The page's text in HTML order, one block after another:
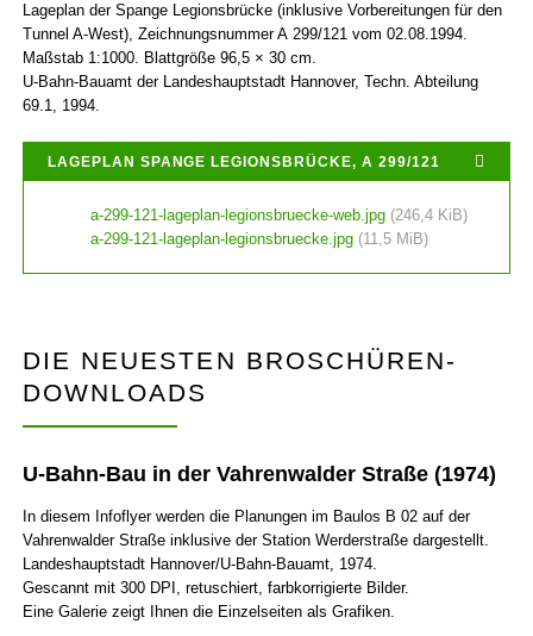
Lageplan der Spange Legionsbrücke (inklusive Vorbereitungen für den
Tunnel A-West), Zeichnungs­nummer A 299/121 vom 02.08.1994.
Maßstab 1:1000. Blattgröße 96,5 × 30 cm.
U-Bahn-Bauamt der Landeshauptstadt Hannover, Techn. Abteilung
69.1, 1994.
LAGEPLAN SPANGE LEGIONSBRÜCKE, A 299/121
a-299-121-lageplan-legionsbruecke-web.jpg (246,4 KiB)
a-299-121-lageplan-legionsbruecke.jpg (11,5 MiB)
DIE NEUESTEN BROSCHÜREN-
DOWNLOADS
U-Bahn-Bau in der Vahrenwalder Straße (1974)
In diesem Info­flyer werden die Planungen im Baulos B 02 auf der
Vahrenwalder Straße inklusive der Station Werderstraße dargestellt.
Landeshauptstadt Hannover/U-Bahn-Bauamt, 1974.
Gescannt mit 300 DPI, retuschiert, farbkorrigierte Bilder.
Eine Galerie zeigt Ihnen die Einzelseiten als Grafiken.